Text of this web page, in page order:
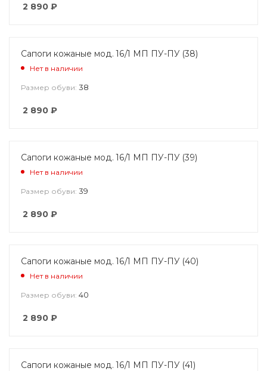
2 890 ₽
Сапоги кожаные мод. 16/1 МП ПУ-ПУ (38)
Нет в наличии
Размер обуви: 38
2 890 ₽
Сапоги кожаные мод. 16/1 МП ПУ-ПУ (39)
Нет в наличии
Размер обуви: 39
2 890 ₽
Сапоги кожаные мод. 16/1 МП ПУ-ПУ (40)
Нет в наличии
Размер обуви: 40
2 890 ₽
Сапоги кожаные мод. 16/1 МП ПУ-ПУ (41)